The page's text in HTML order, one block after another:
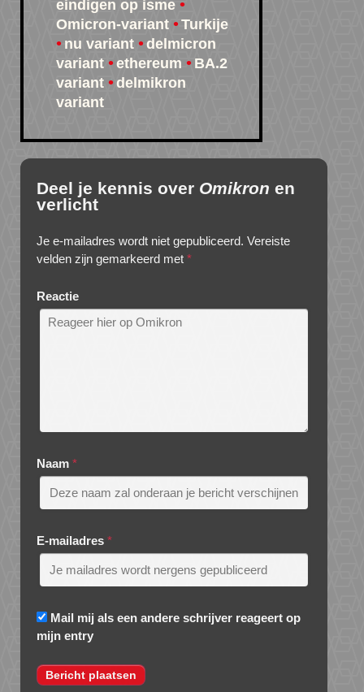
eindigen op isme
Omicron-variant
Turkije
nu variant
delmicron
variant
ethereum
BA.2
variant
delmikron
variant
Deel je kennis over Omikron en
verlicht
Je e-mailadres wordt niet gepubliceerd. Vereiste
velden zijn gemarkeerd met *
Reactie
Naam *
E-mailadres *
Mail mij als een andere schrijver reageert op
mijn entry